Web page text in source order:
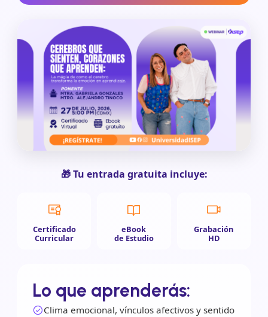
🎁 Tu entrada gratuita incluye:
Certificado
Curricular
eBook
de Estudio
Grabación
HD
Lo que aprenderás:
Clima emocional, vínculos afectivos y sentido